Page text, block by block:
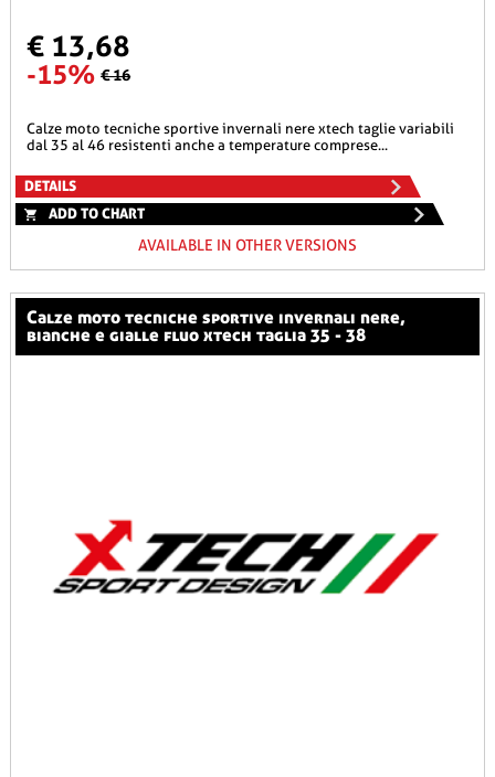
€ 13,68
-15% € 16
calze moto tecniche sportive invernali nere xtech taglie variabili
dal 35 al 46 resistenti anche a temperature comprese...
DETAILS
ADD TO CHART
AVAILABLE IN OTHER VERSIONS
calze moto tecniche sportive invernali nere,
bianche e gialle fluo xtech taglia 35 - 38